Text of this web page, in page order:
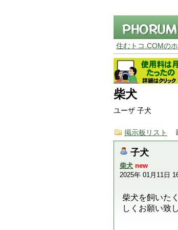
住むトコ.COMの
柴犬
ユーザ 子犬
掲示板リスト
子犬
柴犬 new
2025年 01月11日
柴犬を飼いた
しくお願い致